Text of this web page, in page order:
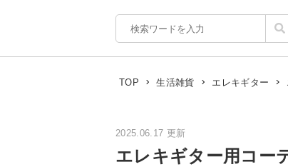
TOP 生活雑貨 エレキギター
2025.06.17 更新
エレキギター用コー